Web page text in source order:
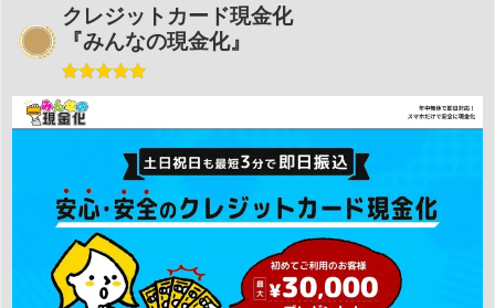
クレジットカード現金化
『みんなの現金化』